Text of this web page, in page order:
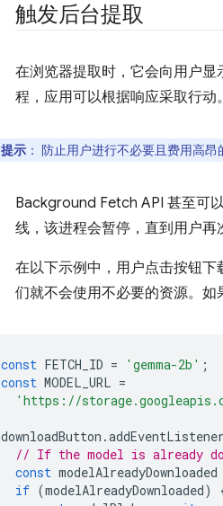
触发后台提取
在浏览器提取时，它会向用户
程，应用可以根据响应采取行动。
提示 ： 防止用户进行不必要且费用高昂
Background Fetch API 甚至可
线，该进程会暂停，直到用户再
在以下示例中，用户点击按钮
们就不会使用不必要的资源。如
const FETCH_ID = 'gemma-2b' ;
const MODEL_URL =
'https://
downloadButton .addEventListener
// If the model is already
const modelAlreadyDownloaded
if (modelAlreadyDownloaded)